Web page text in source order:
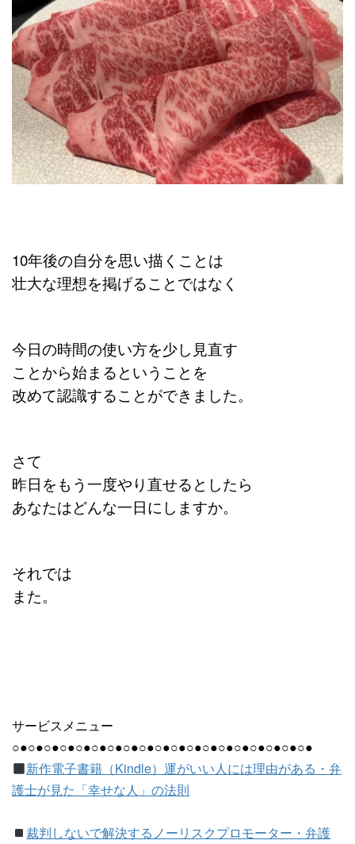
10年後の自分を思い描くことは
壮大な理想を掲げることではなく
今日の時間の使い方を少し見直す
ことから始まるということを
改めて認識することができました。
さて
昨日をもう一度やり直せるとしたら
あなたはどんな一日にしますか。
それでは
また。
サービスメニュー
○●○●○●○●○●○●○●○●○●○●○●○●○●○●○●○●○●○●○●
新作電子書籍（Kindle）運がいい人には理由がある・弁
護士が見た「幸せな人」の法則
裁判しないで解決するノーリスクプロモーター・弁護